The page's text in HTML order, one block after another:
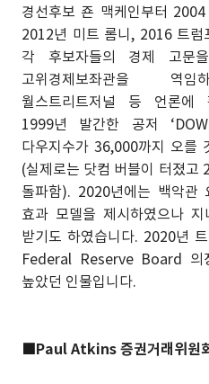
경선후보 죤 맥케인부터
2012년 미트 롬니, 2016 트럼
각 후보자들의 경제 고문
고위경제보좌관을 역임
월스트리트저널 등 언론에
1999년 발간한 공저
다우지수가 36,000까지 오를
(실제로는 닷컴 버블이 터졌고
돌파함). 2020년에는 백악관
효과 모델을 제시하였으나
받기도 하였습니다. 2020년
Federal Reserve Board 의
높았던 인물입니다.
■Paul Atkins 증권거래위원